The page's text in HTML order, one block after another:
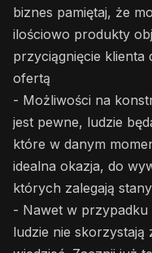
biznes pamiętaj, że
ilościowo produkty
przyciągnięcie klienta
ofertą
- Możliwości na
jest pewne, ludzie
które w danym
idealna okazja, do
których zalegają
- Nawet w przypadku
ludzie nie skorzystają